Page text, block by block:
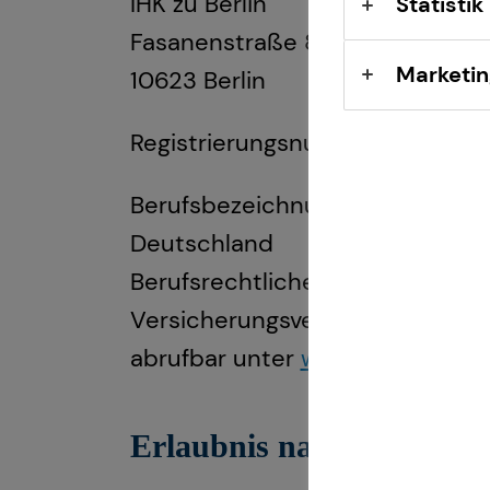
Fasanenstraße 85
10623 Berlin
Registrierungsnummer: D-7V28-
Berufsbezeichnung:
Deutschland
Berufsrechtliche Regelungen:
Versicherungsvertrag (VVG),
abrufbar unter www.gesetze-
Erlaubnis nach § 34f